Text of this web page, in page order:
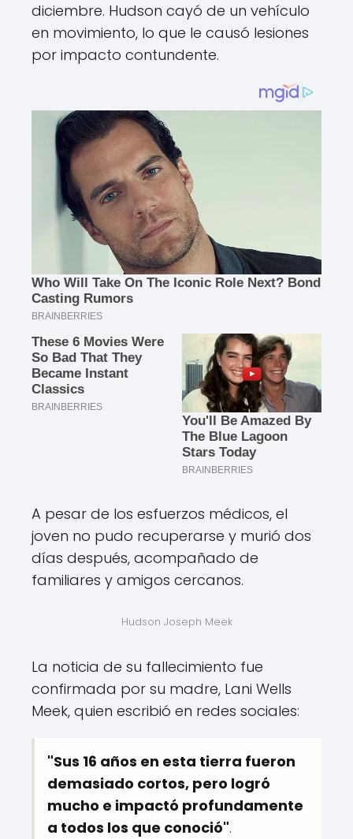
diciembre. Hudson cayó de un vehículo
en movimiento, lo que le causó lesiones
por impacto contundente.
A pesar de los esfuerzos médicos, el
joven no pudo recuperarse y murió dos
días después, acompañado de
familiares y amigos cercanos.
Hudson Joseph Meek
La noticia de su fallecimiento fue
confirmada por su madre, Lani Wells
Meek, quien escribió en redes sociales:
"Sus 16 años en esta tierra fueron
demasiado cortos, pero logró
mucho e impactó profundamente
a todos los que conoció".